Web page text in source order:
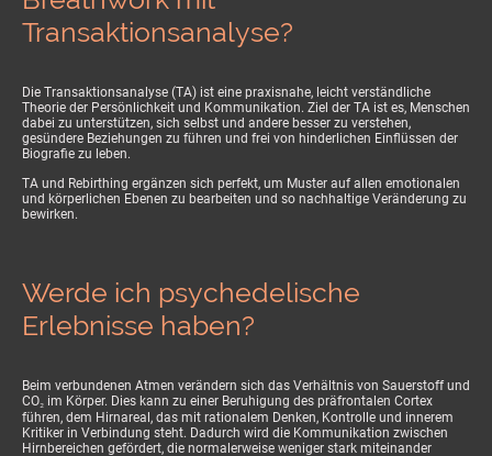
Transaktionsanalyse?
Die Transaktionsanalyse (TA) ist eine praxisnahe, leicht verständliche
Theorie der Persönlichkeit und Kommunikation. Ziel der TA ist es, Menschen
dabei zu unterstützen, sich selbst und andere besser zu verstehen,
gesündere Beziehungen zu führen und frei von hinderlichen Einflüssen der
Biografie zu leben.
TA und Rebirthing ergänzen sich perfekt, um Muster auf allen emotionalen
und körperlichen Ebenen zu bearbeiten und so nachhaltige Veränderung zu
bewirken.
Werde ich psychedelische
Erlebnisse haben?
Beim verbundenen Atmen verändern sich das Verhältnis von Sauerstoff und
CO₂ im Körper. Dies kann zu einer Beruhigung des präfrontalen Cortex
führen, dem Hirnareal, das mit rationalem Denken, Kontrolle und innerem
Kritiker in Verbindung steht. Dadurch wird die Kommunikation zwischen
Hirnbereichen gefördert, die normalerweise weniger stark miteinander